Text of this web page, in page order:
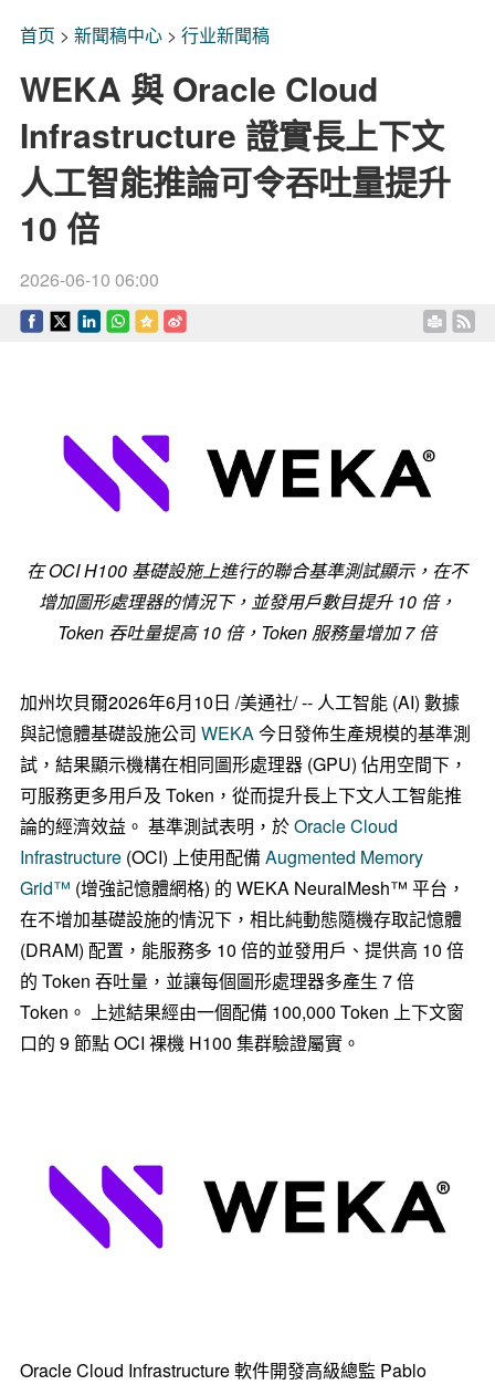
首页 > 新聞稿中心> 行业新聞稿
WEKA 與 Oracle Cloud
Infrastructure 證實長上下文
人工智能推論可令吞吐量提升
10 倍
2026-06-10 06:00
在 OCI H100 基礎設施上進行的聯合基準測試顯示，在不
增加圖形處理器的情況下，並發用戶數目提升 10 倍，
Token 吞吐量提高 10 倍，Token 服務量增加 7 倍
加州坎貝爾2026年6月10日 /美通社/ -- 人工智能 (AI) 數據
與記憶體基礎設施公司 WEKA今日發佈生產規模的基準測
試，結果顯示機構在相同圖形處理器 (GPU) 佔用空間下，
可服務更多用戶及 Token，從而提升長上下文人工智能推
論的經濟效益。 基準測試表明，於Oracle Cloud
Infrastructure(OCI) 上使用配備Augmented Memory
Grid™ (增強記憶體網格) 的 WEKA NeuralMesh™ 平台，
在不增加基礎設施的情況下，相比純動態隨機存取記憶體
(DRAM) 配置，能服務多 10 倍的並發用戶、提供高 10 倍
的 Token 吞吐量，並讓每個圖形處理器多產生 7 倍
Token。 上述結果經由一個配備 100,000 Token 上下文窗
口的 9 節點 OCI 裸機 H100 集群驗證屬實。
Oracle Cloud Infrastructure 軟件開發高級總監 Pablo